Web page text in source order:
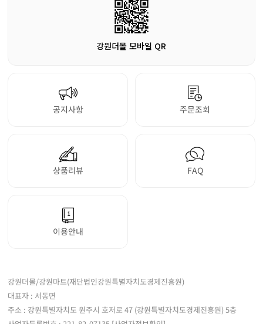
강원더몰 모바일 QR
공지사항 주문조회
상품리뷰 FAQ
이용안내
강원더몰/강원마트(재단법인강원특별자치도경제진흥원)
대표자 : 서동면
주소 : 강원특별자치도 원주시 호저로 47 (강원특별자치도경제진흥원) 5층